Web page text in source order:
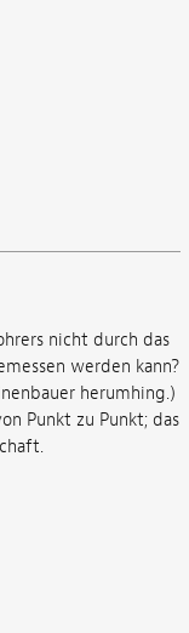
nicht durch das
werden kann?
herumhing.)
Punkt zu Punkt; das